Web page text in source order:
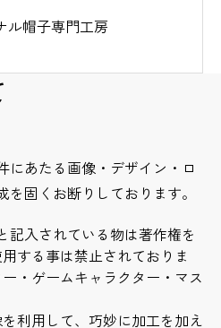
ル帽子専門工房
にあたる画像・デザイン・ロ
固くお断りしております。
記入されている物は著作権を
する事は禁止されておりま
・ゲームキャラクター・マス
利用して、巧妙に加工を加え